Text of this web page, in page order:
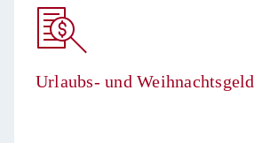
Urlaubs- und Weihnachtsgeld​